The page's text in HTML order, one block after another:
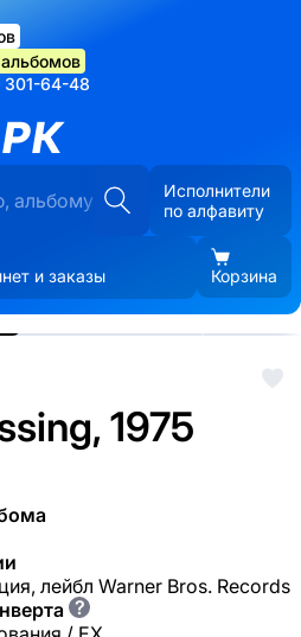
301-64-48
Исполнители
по алфавиту
и заказы Корзина
1975
лейбл Warner Bros. Records
?